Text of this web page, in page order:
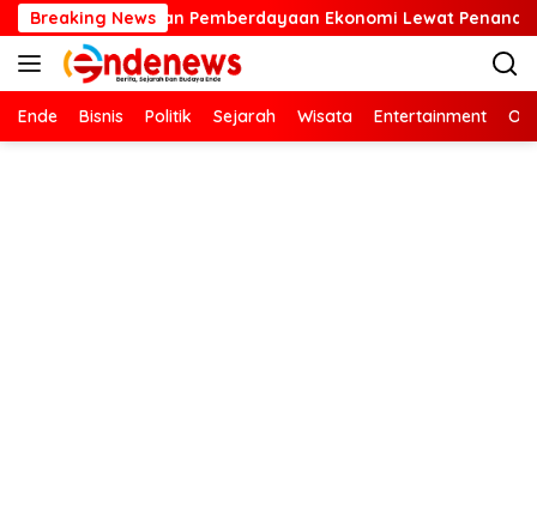
Langsung
ke
konten
Breaking NewsEkonomi Lewat Penanaman Bibit Kopi
Ende Bisnis Politik Sejarah Wisata Entertainment